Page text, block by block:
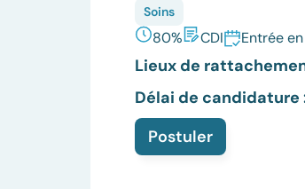
Soins
80% CDI Entrée
Lieux de
Délai de candidature
Postuler